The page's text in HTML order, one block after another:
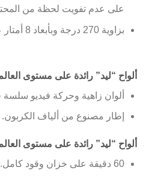
على عدم تفويت لحظة من
بزاوية 270 درجة وبأبعاد 8 أمتار عرضًا و3 أمتار ارتفاعًا.
ألواح “ليد” رائدة على مستوى
ألوان زاهية وحركة فيديو
إطار مصنوع من ألياف الكربون.
ألواح “ليد” رائدة على مستوى
60 دقيقة على خزان وقود كامل.